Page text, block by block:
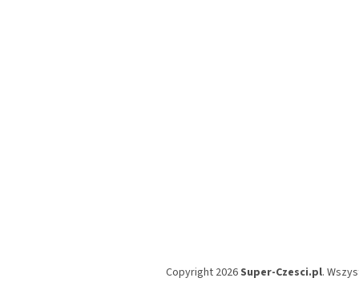
Copyright 2026Super-Czesci.pl.